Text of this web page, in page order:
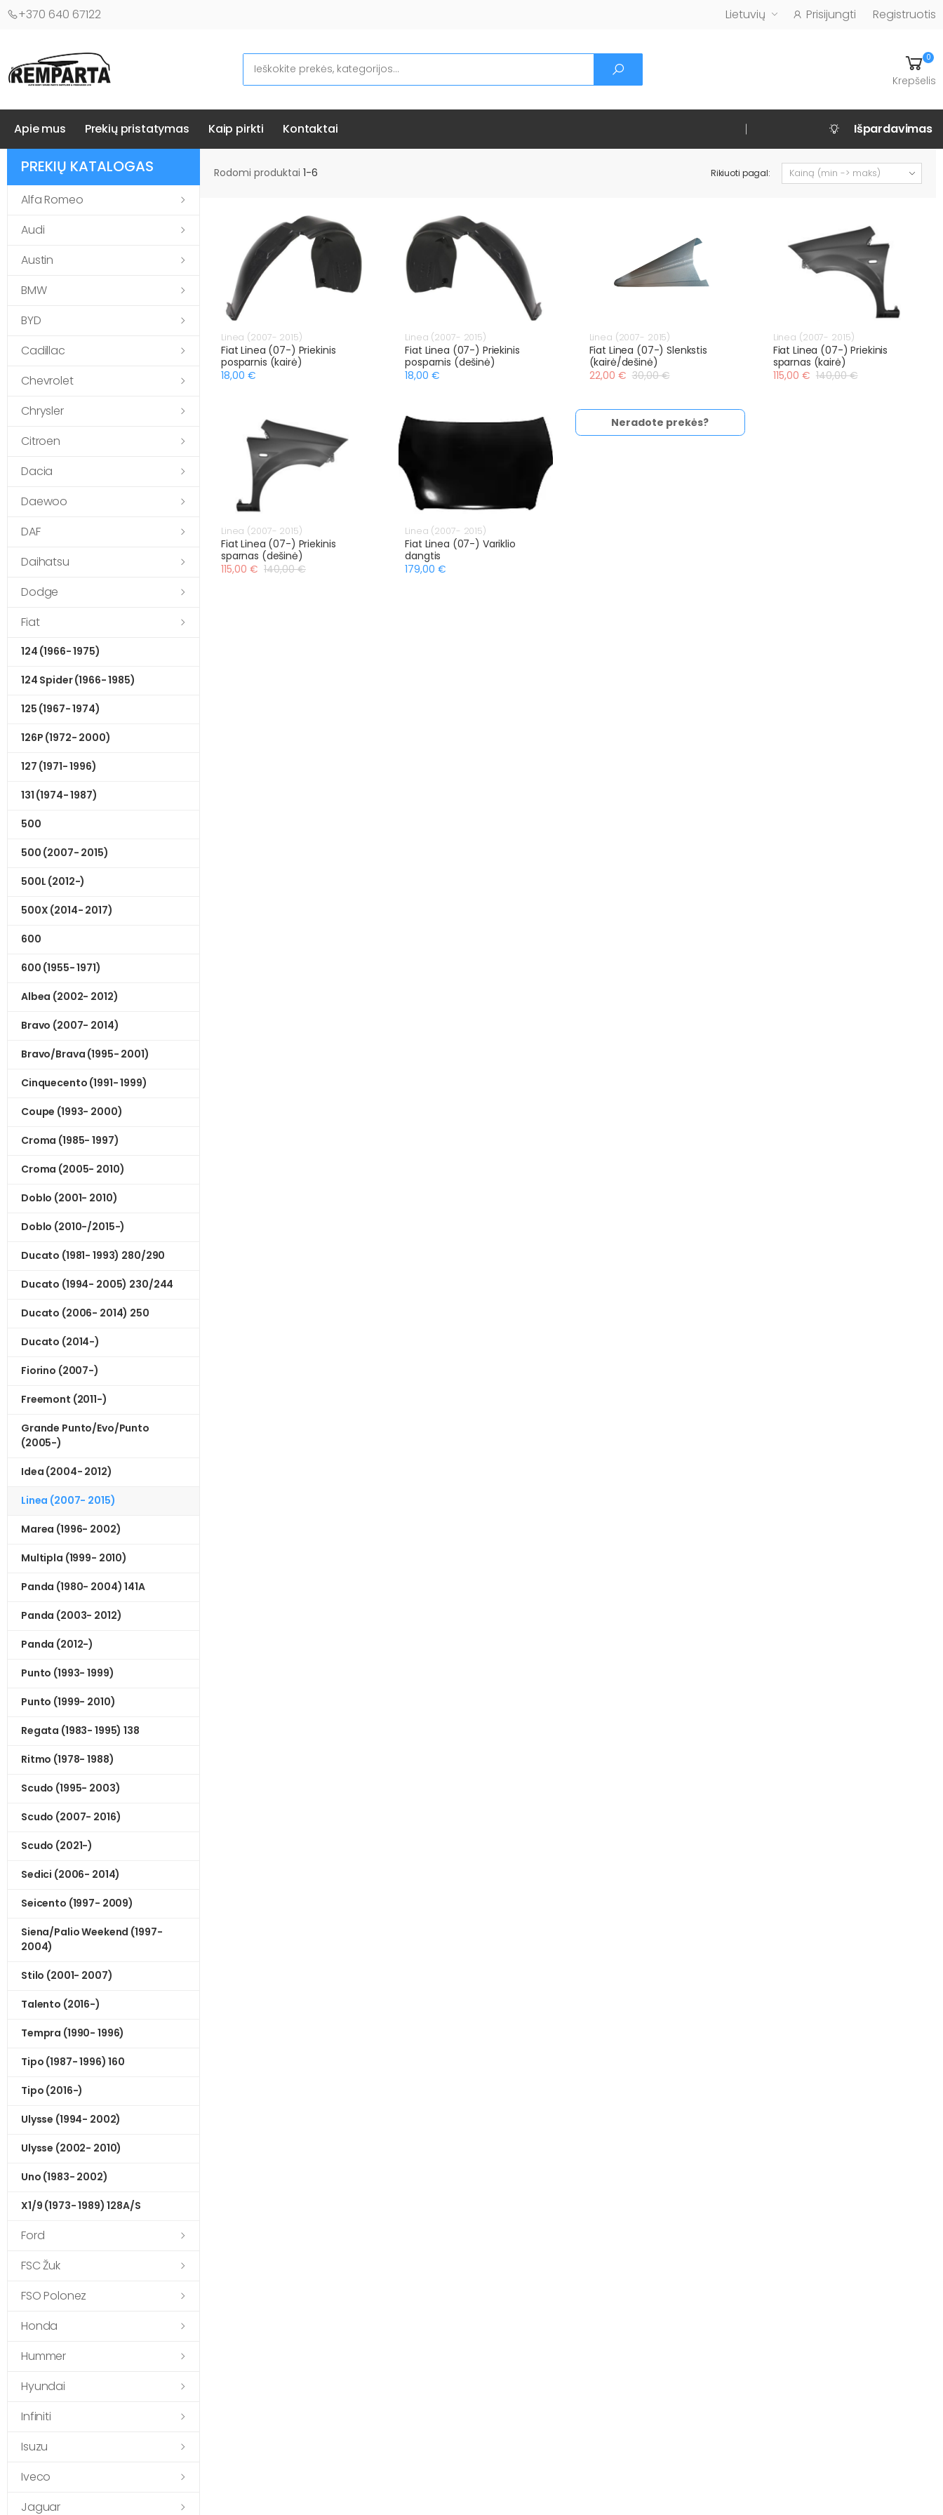
+370 640 67122 Lietuvių Prisijungti Registruotis
Ieškoti 0
Krepšelis
Apie mus Prekių pristatymas Kaip pirkti Kontaktai Išpardavimas
PREKIŲ KATALOGAS
Alfa Romeo
Audi
Austin
BMW
BYD
Cadillac
Chevrolet
Chrysler
Citroen
Dacia
Daewoo
DAF
Daihatsu
Dodge
Fiat
124 (1966- 1975)
124 Spider (1966- 1985)
125 (1967- 1974)
126P (1972- 2000)
127 (1971- 1996)
131 (1974- 1987)
500
500 (2007- 2015)
500L (2012-)
500X (2014- 2017)
600
600 (1955- 1971)
Albea (2002- 2012)
Bravo (2007- 2014)
Bravo/Brava (1995- 2001)
Cinquecento (1991- 1999)
Coupe (1993- 2000)
Croma (1985- 1997)
Croma (2005- 2010)
Doblo (2001- 2010)
Doblo (2010-/2015-)
Ducato (1981- 1993) 280/290
Ducato (1994- 2005) 230/244
Ducato (2006- 2014) 250
Ducato (2014-)
Fiorino (2007-)
Freemont (2011-)
Grande Punto/Evo/Punto
(2005-)
Idea (2004- 2012)
Linea (2007- 2015)
Marea (1996- 2002)
Multipla (1999- 2010)
Panda (1980- 2004) 141A
Panda (2003- 2012)
Panda (2012-)
Punto (1993- 1999)
Punto (1999- 2010)
Regata (1983- 1995) 138
Ritmo (1978- 1988)
Scudo (1995- 2003)
Scudo (2007- 2016)
Scudo (2021-)
Sedici (2006- 2014)
Seicento (1997- 2009)
Siena/Palio Weekend (1997-
2004)
Stilo (2001- 2007)
Talento (2016-)
Tempra (1990- 1996)
Tipo (1987- 1996) 160
Tipo (2016-)
Ulysse (1994- 2002)
Ulysse (2002- 2010)
Uno (1983- 2002)
X1/9 (1973- 1989) 128A/S
Ford
FSC Žuk
FSO Polonez
Honda
Hummer
Hyundai
Infiniti
Isuzu
Iveco
Jaguar
Rodomi produktai 1-6 Rikiuoti pagal:
Linea (2007- 2015)
Fiat Linea (07-) Priekinis
posparnis (kairė)
18,00 €
Linea (2007- 2015)
Fiat Linea (07-) Priekinis
posparnis (dešinė)
18,00 €
Linea (2007- 2015)
Fiat Linea (07-) Slenkstis
(kairė/dešinė)
22,00 € 30,00 €
Linea (2007- 2015)
Fiat Linea (07-) Priekinis
sparnas (kairė)
115,00 € 140,00 €
Linea (2007- 2015)
Fiat Linea (07-) Priekinis
sparnas (dešinė)
115,00 € 140,00 €
Linea (2007- 2015)
Fiat Linea (07-) Variklio
dangtis
179,00 €
Neradote prekės?